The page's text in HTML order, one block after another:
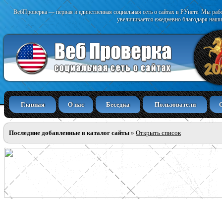
ВебПроверка — первая и единственная социальная сеть о сайтах в РУнете. Мы
увеличивается ежедневно благодаря
Главная О нас Беседка Пользователи
Последние добавленные в каталог сайты » Открыть список